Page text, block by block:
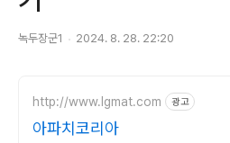
녹두장군1 2024. 8. 28. 22:20
http://www.lgmat.com 광고
아파치코리아